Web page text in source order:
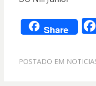
Share
POSTADO EM